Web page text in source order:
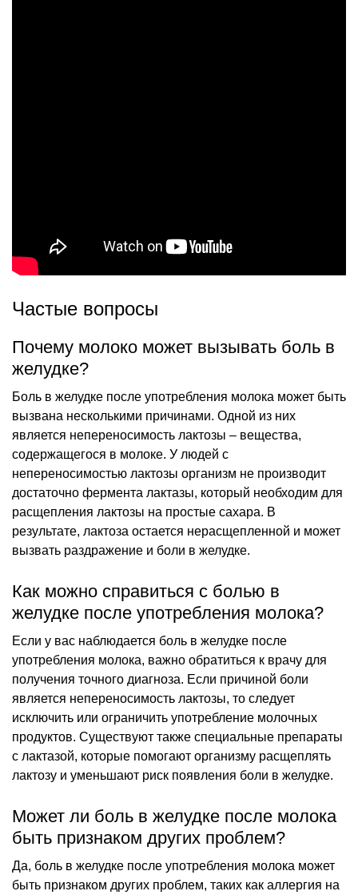
Частые вопросы
Почему молоко может вызывать боль в
желудке?
Боль в желудке после употребления молока может быть
вызвана несколькими причинами. Одной из них
является непереносимость лактозы – вещества,
содержащегося в молоке. У людей с
непереносимостью лактозы организм не производит
достаточно фермента лактазы, который необходим для
расщепления лактозы на простые сахара. В
результате, лактоза остается нерасщепленной и может
вызвать раздражение и боли в желудке.
Как можно справиться с болью в
желудке после употребления молока?
Если у вас наблюдается боль в желудке после
употребления молока, важно обратиться к врачу для
получения точного диагноза. Если причиной боли
является непереносимость лактозы, то следует
исключить или ограничить употребление молочных
продуктов. Существуют также специальные препараты
с лактазой, которые помогают организму расщеплять
лактозу и уменьшают риск появления боли в желудке.
Может ли боль в желудке после молока
быть признаком других проблем?
Да, боль в желудке после употребления молока может
быть признаком других проблем, таких как аллергия на